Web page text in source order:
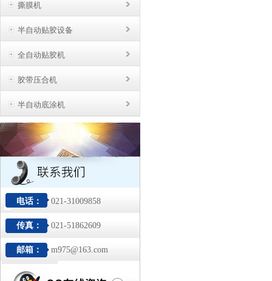
撕膜机
半自动贴胶设备
全自动贴胶机
胶带压合机
半自动底涂机
电话： 021-31009858
传真： 021-51862609
邮箱： m975@163.com